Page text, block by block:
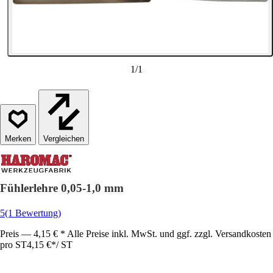
1/1
Vergleichen
Fühlerlehre 0,05-1,0 mm
5(1 Bewertung)
Preis — 4,15 € * Alle Preise inkl. MwSt. und ggf. zzgl. Versandkosten
pro ST4,15 €*/ ST